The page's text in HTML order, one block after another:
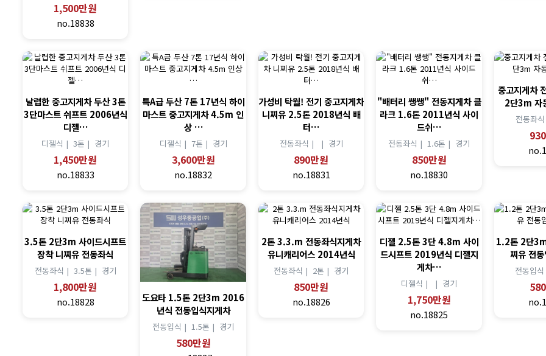
1,500만원
no.18838
날렵한 중고지게차 두산 3톤
3단마스트 쉬프트 2006년식
디젤…
디젤식 |3톤 | 경기
1,450만원
no.18833
특A급 두산 7톤 17년식 하이
마스트 중고지게차 4.5m 인
상 …
디젤식 | 7톤 | 경기
3,600만원
no.18832
가성비 탁월! 전기 중고지게차
니찌유 2.5톤 2018년식 배
터…
전동좌식 | | 경기
890만원
no.18831
"배터리 쌩쌩" 전동지게차 클
라크 1.6톤 2011년식 사이
드쉬…
전동좌식 |1.6톤 | 경기
850만원
no.18830
중고지게차
2단3m 자
전동좌
3.5톤 2단3m 사이드시프트
장착 니찌유 전동좌식
전동좌식 | 3.5톤 | 경기
1,800만원
no.18828
도요타 1.5톤 2단3m 2016
년식 전동입식지게차
전동입식 |1.5톤 | 경기
580만원
2톤 3.3.m 전동좌식지게차
유니캐리어스 2014년식
전동좌식 | 2톤 | 경기
850만원
no.18826
디젤 2.5톤 3단 4.8m 사이
드시프트 2019년식 디젤지
게차…
디젤식 | | 경기
1,750만원
no.18825
1.2톤 2단
찌유 전
전동입